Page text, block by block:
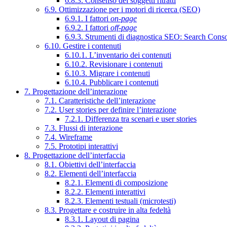
6.9. Ottimizzazione per i motori di ricerca (SEO)
6.9.1. I fattori on-page
6.9.2. I fattori off-page
6.9.3. Strumenti di diagnostica SEO: Search
6.10. Gestire i contenuti
6.10.1. L’inventario dei contenuti
6.10.2. Revisionare i contenuti
6.10.3. Migrare i contenuti
6.10.4. Pubblicare i contenuti
7. Progettazione dell’interazione
7.1. Caratteristiche dell’interazione
7.2. User stories per definire l’interazione
7.2.1. Differenza tra scenari e user stories
7.3. Flussi di interazione
7.4. Wireframe
7.5. Prototipi interattivi
8. Progettazione dell’interfaccia
8.1. Obiettivi dell’interfaccia
8.2. Elementi dell’interfaccia
8.2.1. Elementi di composizione
8.2.2. Elementi interattivi
8.2.3. Elementi testuali (microtesti)
8.3. Progettare e costruire in alta fedeltà
8.3.1. Layout di pagina